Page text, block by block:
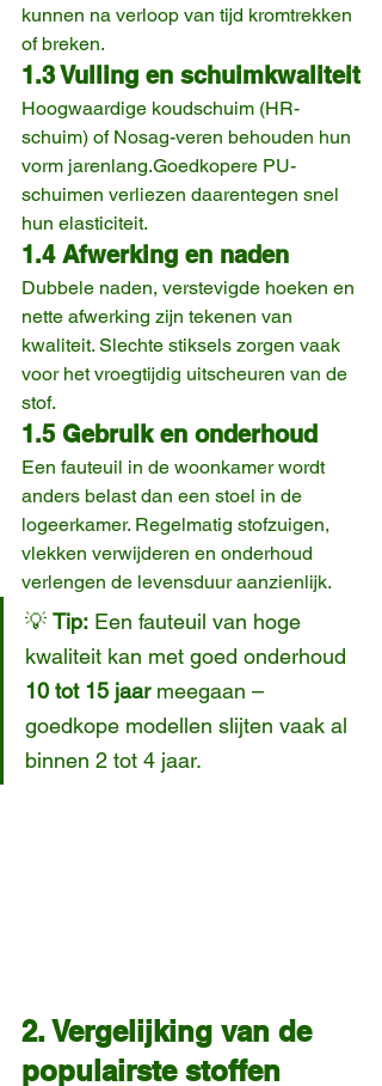
kunnen na verloop van tijd kromtrekken
of breken.
1.3 Vulling en schuimkwaliteit
Hoogwaardige koudschuim (HR-
schuim) of Nosag-veren behouden hun
vorm jarenlang.Goedkopere PU-
schuimen verliezen daarentegen snel
hun elasticiteit.
1.4 Afwerking en naden
Dubbele naden, verstevigde hoeken en
nette afwerking zijn tekenen van
kwaliteit. Slechte stiksels zorgen vaak
voor het vroegtijdig uitscheuren van de
stof.
1.5 Gebruik en onderhoud
Een fauteuil in de woonkamer wordt
anders belast dan een stoel in de
logeerkamer. Regelmatig stofzuigen,
vlekken verwijderen en onderhoud
verlengen de levensduur aanzienlijk.
💡 Tip: Een fauteuil van hoge
kwaliteit kan met goed onderhoud
10 tot 15 jaar meegaan –
goedkope modellen slijten vaak al
binnen 2 tot 4 jaar.
2. Vergelijking van de
populairste stoffen